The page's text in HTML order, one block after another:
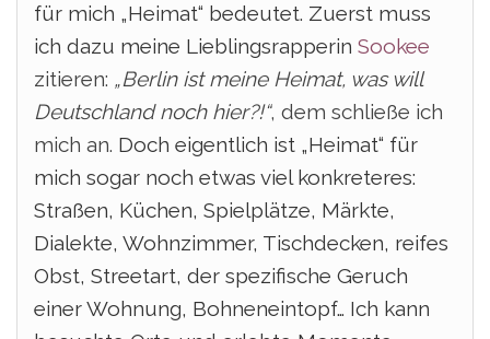
für mich „Heimat“ bedeutet. Zuerst muss
ich dazu meine Lieblingsrapperin Sookee
zitieren: „Berlin ist meine Heimat, was will
Deutschland noch hier?!“, dem schließe ich
mich an. Doch eigentlich ist „Heimat“ für
mich sogar noch etwas viel konkreteres:
Straßen, Küchen, Spielplätze, Märkte,
Dialekte, Wohnzimmer, Tischdecken, reifes
Obst, Streetart, der spezifische Geruch
einer Wohnung, Bohneneintopf… Ich kann